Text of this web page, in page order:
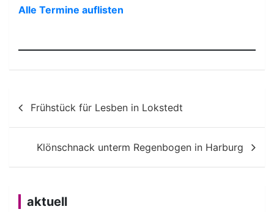
Alle Termine auflisten
Beitragsnavigation
Frühstück für Lesben in Lokstedt
Klönschnack unterm Regenbogen in Harburg
aktuell